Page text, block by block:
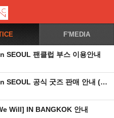
F'MEDIA
팬클럽 부스 이용안내
2015 FTISLAND LIVE [We Will] in SEOUL 공식 굿즈 판매 안내 (KR/EN/JP)
Will] IN BANGKOK 안내